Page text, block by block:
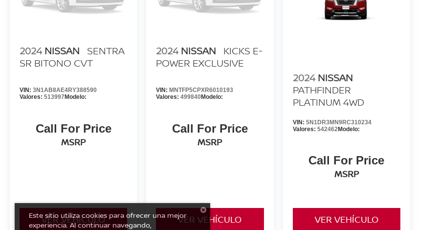
2024 NISSAN
SENTRA
SR BITONO CVT
VIN: 3N1AB8AE4RY388590
Valores: 513997 Modelo:
Call For Price
MSRP
VER VEHÍCULO
2024 NISSAN
KICKS E-
POWER EXCLUSIVE
VIN: MNTFP5CPXR6010193
Valores:499840Modelo:
Call For Price
MSRP
VER VEHÍCULO
2024 NISSAN
PATHFINDER
PLATINUM 4WD
VIN: 5N1DR3MN9RC310234
Valores: 542462Modelo:
Call For Price
MSRP
VER VEHÍCULO
Este sitio utiliza cookies para ofrecer una mejor
experiencia. Al continuar navegando,